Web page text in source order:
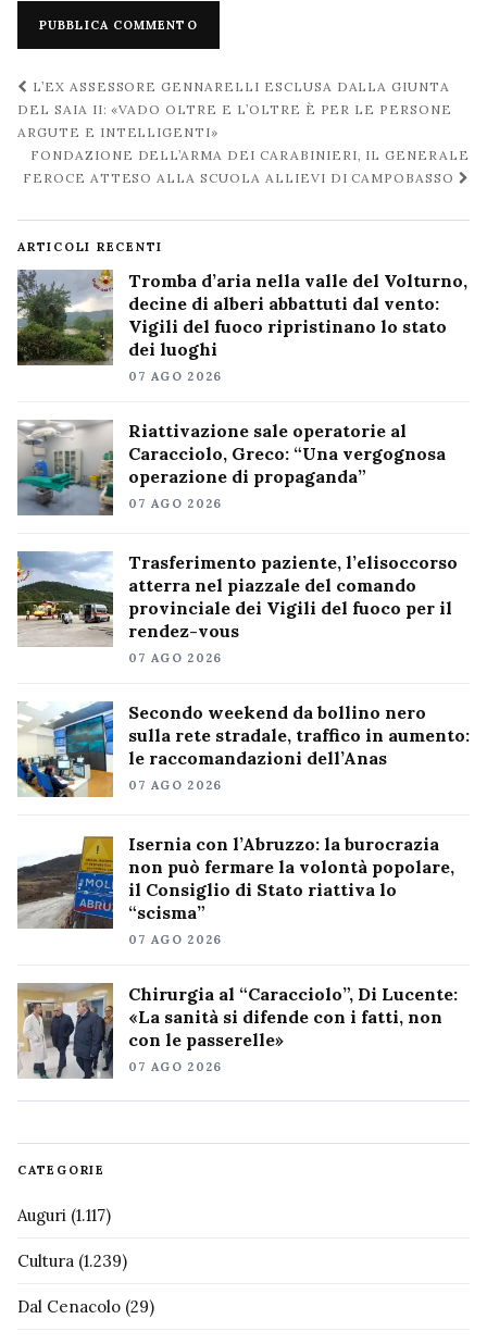
Navigazione
post
L’EX ASSESSORE GENNARELLI ESCLUSA DALLA GIUNTA
DEL SAIA II: «VADO OLTRE E L’OLTRE È PER LE PERSONE
ARGUTE E INTELLIGENTI»
FONDAZIONE DELL’ARMA DEI CARABINIERI, IL GENERALE
FEROCE ATTESO ALLA SCUOLA ALLIEVI DI CAMPOBASSO
ARTICOLI RECENTI
Tromba d’aria nella valle del Volturno,
decine di alberi abbattuti dal vento:
Vigili del fuoco ripristinano lo stato
dei luoghi
07 AGO 2026
Riattivazione sale operatorie al
Caracciolo, Greco: “Una vergognosa
operazione di propaganda”
07 AGO 2026
Trasferimento paziente, l’elisoccorso
atterra nel piazzale del comando
provinciale dei Vigili del fuoco per il
rendez-vous
07 AGO 2026
Secondo weekend da bollino nero
sulla rete stradale, traffico in aumento:
le raccomandazioni dell’Anas
07 AGO 2026
Isernia con l’Abruzzo: la burocrazia
non può fermare la volontà popolare,
il Consiglio di Stato riattiva lo
“scisma”
07 AGO 2026
Chirurgia al “Caracciolo”, Di Lucente:
«La sanità si difende con i fatti, non
con le passerelle»
07 AGO 2026
CATEGORIE
Auguri (1.117)
Cultura (1.239)
Dal Cenacolo (29)